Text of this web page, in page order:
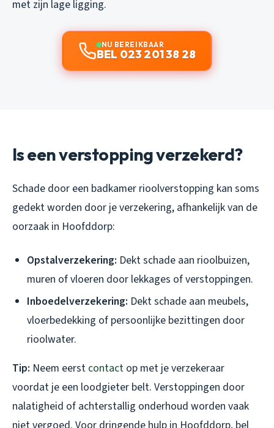
met zijn lage ligging.
NU BEREIKBAAR
BEL 023 201 38 28
Is een verstopping verzekerd?
Schade door een badkamer rioolverstopping kan soms
gedekt worden door je verzekering, afhankelijk van de
oorzaak in Hoofddorp:
Opstalverzekering: Dekt schade aan rioolbuizen,
muren of vloeren door lekkages of verstoppingen.
Inboedelverzekering: Dekt schade aan meubels,
vloerbedekking of persoonlijke bezittingen door
rioolwater.
Tip: Neem eerst contact op met je verzekeraar
voordat je een loodgieter belt. Verstoppingen door
nalatigheid of achterstallig onderhoud worden vaak